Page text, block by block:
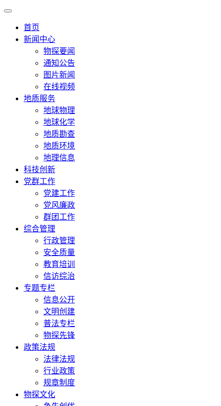
首页
新闻中心
物探要闻
通知公告
图片新闻
在线视频
地质服务
地球物理
地球化学
地质勘查
地质环境
地理信息
科技创新
党群工作
党建工作
党风廉政
群团工作
综合管理
行政管理
安全质量
教育培训
信访综治
专题专栏
信息公开
文明创建
普法专栏
物探先锋
政策法规
法律法规
行业政策
规章制度
物探文化